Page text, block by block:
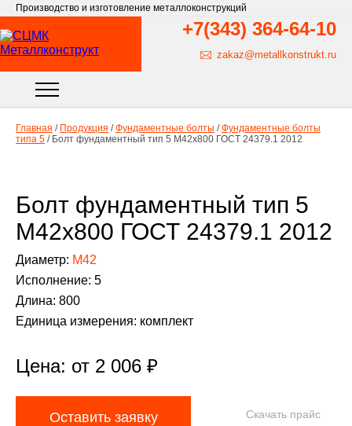
Производство и изготовление металлоконструкций
+7(343) 364-64-10
zakaz@metallkonstrukt.ru
Главная / Продукция / Фундаментные болты / Фундаментные болты
типа 5 / Болт фундаментный тип 5 М42х800 ГОСТ 24379.1 2012
Болт фундаментный тип 5
М42х800 ГОСТ 24379.1 2012
Диаметр: М42
Исполнение: 5
Длина: 800
Единица измерения: комплект
Цена: от 2 006 ₽
Оставить заявку Скачать прайс